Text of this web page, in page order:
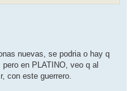
nuevas, se podria o hay q
en PLATINO, veo q al
con este guerrero.